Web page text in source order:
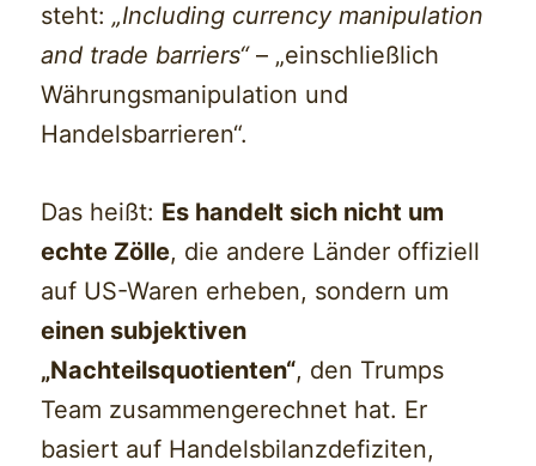
steht:„Including currency manipulation
and trade barriers“– „einschließlich
Währungsmanipulation und
Handelsbarrieren“.
Das heißt: Es handelt sich nicht um
echte Zölle, die andere Länder offiziell
auf US-Waren erheben, sondern um
einen subjektiven
„Nachteilsquotienten“, den Trumps
Team zusammengerechnet hat. Er
basiert auf Handelsbilanzdefiziten,